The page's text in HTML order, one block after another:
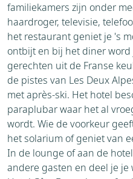
familiekamers zijn onder
haardroger, televisie,
het restaurant geniet je 's
ontbijt en bij het diner
gerechten uit de Franse
de pistes van Les Deux
met après-ski. Het hotel
paraplubar waar het al
wordt. Wie de voorkeur
het solarium of geniet van
In de lounge of aan de
andere gasten en deel je